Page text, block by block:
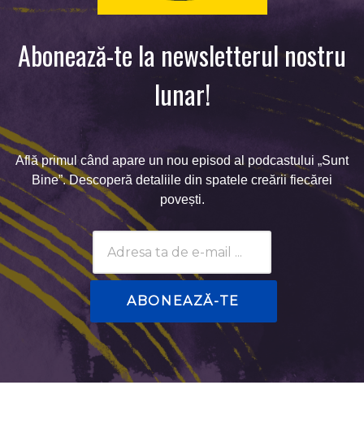
Abonează-te la newsletterul nostru
lunar!
Află primul când apare un nou episod al podcastului „Sunt
Bine”. Descoperă detaliile din spatele creării fiecărei
povești.
Subscribtion
Email